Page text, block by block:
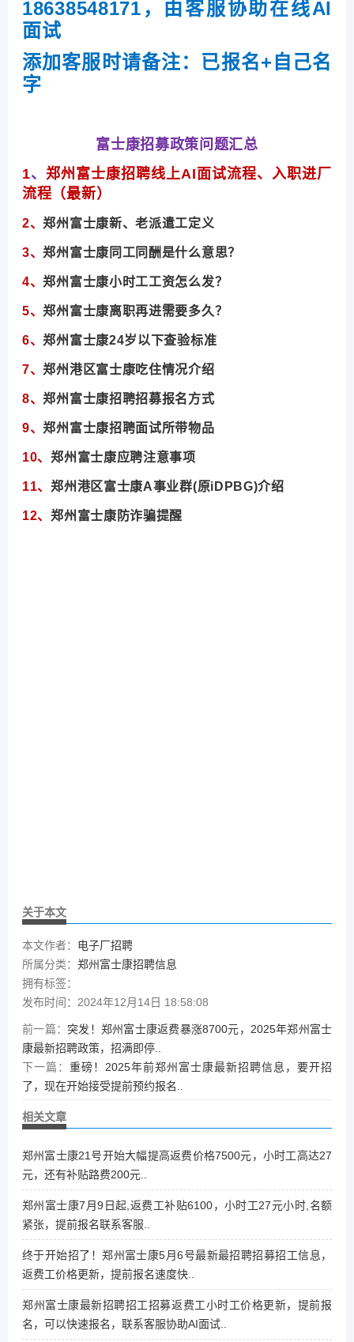
18638548171，由客服协助在线AI
面试
添加客服时请备注：已报名+自己名
字
富士康招募政策问题汇总
1、 郑州富士康招聘线上AI面试流程、入职进厂
流程（最新）
2、郑州富士康新、老派遣工定义
3、郑州富士康 同工同酬是什么意思？
4、郑州富士康小时工工资怎么发？
5、郑州富士康离职再进需要多久？
6、郑州富士康24岁以下查验标准
7、郑州港区富士康吃住情况介绍
8、郑州富士康招聘招募报名方式
9、郑州富士康招聘面试所带物品
10、郑州富士康应聘注意事项
11、郑州港区富士康A事业群(原iDPBG)介绍
12、郑州富士康 防诈骗提醒
关于本文
本文作者： 电子厂招聘
所属分类： 郑州富士康招聘信息
拥有标签：
发布时间：2024年12月14日 18:58:08
前一篇： 突发！郑州富士康返费暴涨8700元，2025年郑州富士
康最新招聘政策，招满即停..
下一篇： 重磅！2025年前郑州富士康最新招聘信息，要开招
了，现在开始接受提前预约报名..
相关文章
郑州富士康21号开始大幅提高返费价格7500元，小时工高达27
元，还有补贴路费200元..
郑州富士康7月9日起,返费工补贴6100，小时工27元小时,名额
紧张，提前报名联系客服..
终于开始招了！郑州富士康5月6号最新最招聘招募招工信息，
返费工价格更新，提前报名速度快..
郑州富士康最新招聘招工招募返费工小时工价格更新，提前报
名，可以快速报名，联系客服协助AI面试..